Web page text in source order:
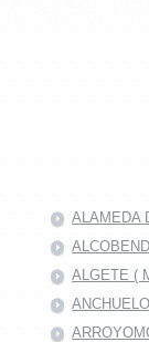
ALAMEDA
ALGETE (